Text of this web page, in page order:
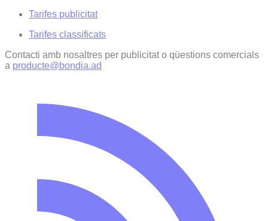
Tarifes publicitat
Tarifes classificats
Contacti amb nosaltres per publicitat o qüestions comercials
a producte@bondia.ad